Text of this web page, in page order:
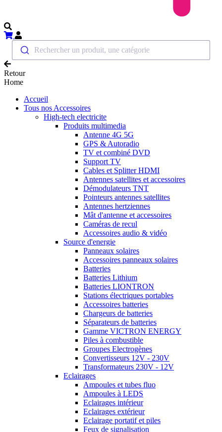
Rechercher un produit, une catégorie
Retour
Home
Accueil
Tous nos Accessoires
High-tech electricite
Produits multimedia
Antenne 4G 5G
GPS & Autoradio
TV et combiné DVD
Support TV
Cables et Splitter HDMI
Antennes satellites et accessoires
Démodulateurs TNT
Pointeurs antennes satellites
Antennes hertziennes
Mât d'antenne et accessoires
Caméras de recul
Accessoires audio & vidéo
Source d'energie
Panneaux solaires
Accessoires panneaux solaires
Batteries
Batteries Lithium
Batteries LIONTRON
Stations électriques portables
Accessoires batteries
Chargeurs de batteries
Séparateurs de batteries
Gamme VICTRON ENERGY
Piles à combustible
Groupes Electrogènes
Convertisseurs 12V - 230V
Transformateurs 230V - 12V
Eclairages
Ampoules et tubes fluo
Ampoules à LEDS
Eclairages intérieur
Eclairages extérieur
Eclairage portatif et piles
Feux de signalisation